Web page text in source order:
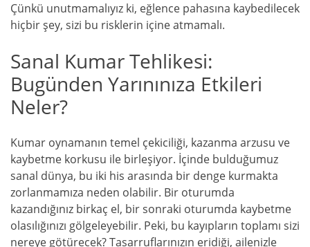
Çünkü unutmamalıyız ki, eğlence pahasına kaybedilecek
hiçbir şey, sizi bu risklerin içine atmamalı.
Sanal Kumar Tehlikesi:
Bugünden Yarınınıza Etkileri
Neler?
Kumar oynamanın temel çekiciliği, kazanma arzusu ve
kaybetme korkusu ile birleşiyor. İçinde bulduğumuz
sanal dünya, bu iki his arasında bir denge kurmakta
zorlanmamıza neden olabilir. Bir oturumda
kazandığınız birkaç el, bir sonraki oturumda kaybetme
olasılığınızı gölgeleyebilir. Peki, bu kayıpların toplamı sizi
nereye götürecek? Tasarruflarınızın eridiği, ailenizle